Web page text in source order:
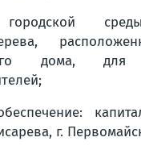
городской
дома, для
г.